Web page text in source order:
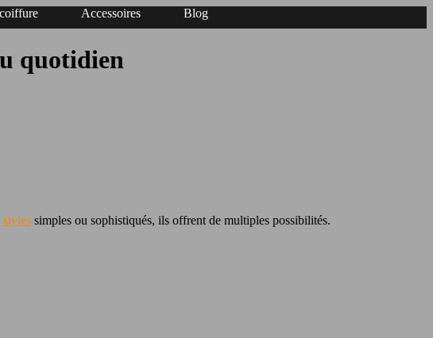
Accessoires Blog
quotidien
styles simples ou sophistiqués, ils offrent de multiples possibilités.